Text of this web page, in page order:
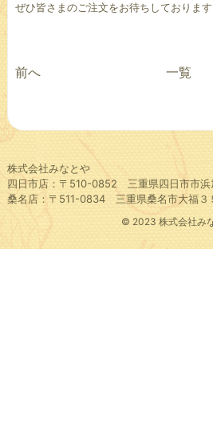
ぜひ皆さまのご注文をお待ちしております
前へ 一覧
株式会社みなとや
四日市店：〒510-0852 三重県四日市市浜
桑名店：〒511-0834 三重県桑名市大福３
© 2023 株式会社み